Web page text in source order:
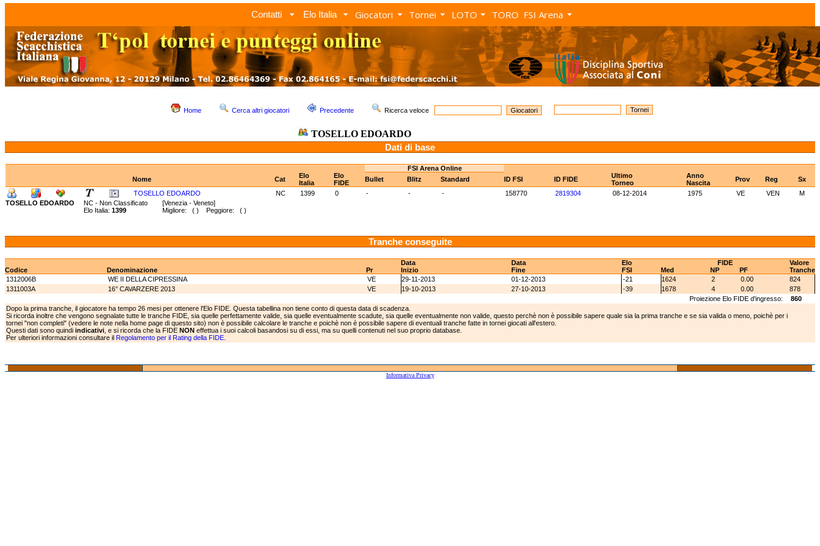
Contatti Elo Italia Giocatori Tornei LOTO TORO FSI Arena
Home Cerca altri giocatori Precedente Ricerca veloce
TOSELLO EDOARDO
Dati di base
FSI Arena Online
Nome
Cat
Elo
Italia
Elo
FIDE
Bullet Blitz Standard ID FSI ID FIDE
Ultimo
Torneo
Anno
Nascita
Prov Reg
Sx
TOSELLO EDOARDO
NC 1399 0 - - - 158770 2819304 08-12-2014 1975 VE VEN
M
TOSELLO EDOARDO
NC - Non Classificato [Venezia - Veneto]
Elo Italia: 1399 Migliore: ( ) Peggiore: ( )
Tranche conseguite
Data Data Elo FIDE
Valore
Codice
Denominazione Pr Inizio Fine FSI Med NP PF
Tranche
1312006B
WE II DELLA CIPRESSINA VE 29-11-2013 01-12-2013 -21 1624 2 0.00
824
1311003A
16° CAVARZERE 2013 VE 19-10-2013 27-10-2013 -39 1678 4 0.00
878
Proiezione Elo FIDE d'ingresso:
860
Dopo la prima tranche, il giocatore ha tempo 26 mesi per ottenere l'Elo FIDE. Questa tabellina non tiene conto di questa data di scadenza.
Si ricorda inoltre che vengono segnalate tutte le tranche FIDE, sia quelle perfettamente valide, sia quelle eventualmente scadute, sia quelle eventualmente non valide, questo perchè non è possibile sapere quale sia la prima tranche e se sia valida o meno, poichè per i
tornei "non completi" (vedere le note nella home page di questo sito) non è possibile calcolare le tranche e poichè non è possibile sapere di eventuali tranche fatte in tornei giocati all'estero.
Questi dati sono quindi indicativi , e si ricorda che la FIDE NON effettua i suoi calcoli basandosi su di essi, ma su quelli contenuti nel suo proprio database.
Per ulteriori informazioni consultare il Regolamento per il Rating della FIDE.
Informativa Privacy